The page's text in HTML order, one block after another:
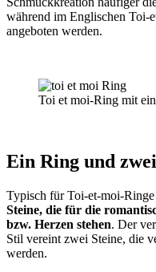
während im Englischen Toi-
angeboten werden.
Toi et moi-Ring mit
Ein Ring und
Typisch für Toi-et-moi-Ringe
Steine, die für die
bzw. Herzen stehen. Der
Stil vereint zwei Steine, die
werden.